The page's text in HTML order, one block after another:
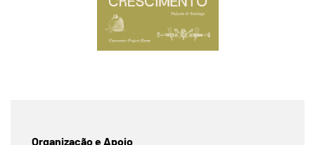
Organização e Apoio